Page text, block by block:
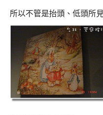
所以不管是抬頭、低頭所